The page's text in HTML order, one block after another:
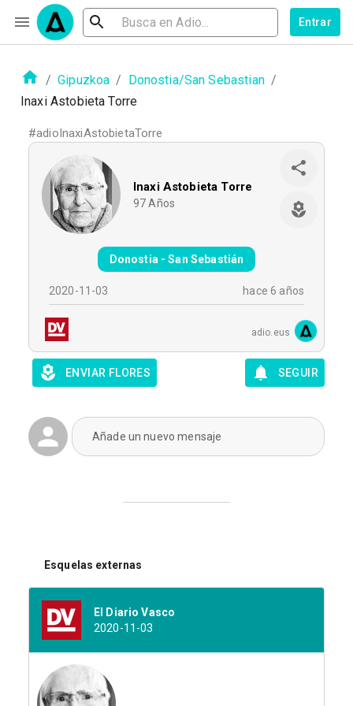
Entrar
/ Gipuzkoa / Donostia/San Sebastian /
Inaxi Astobieta Torre
#adioInaxiAstobietaTorre
Inaxi Astobieta Torre
97 Años
Donostia - San Sebastián
2020-11-03 hace 6 años
adio.eus
ENVIAR FLORES SEGUIR
Añade un nuevo mensaje
Esquelas externas
El Diario Vasco
2020-11-03